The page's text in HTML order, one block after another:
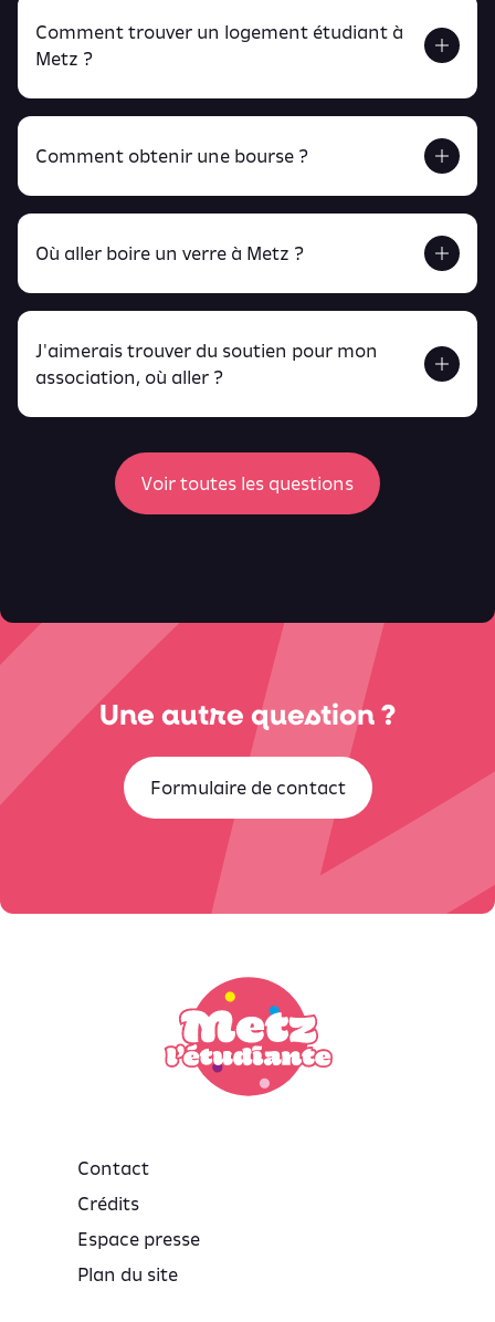
Comment trouver un logement étudiant à
Metz ?
Retrouve tout ça en cliquant ici !
Comment obtenir une bourse ?
Retrouve toutes ces infos ici.
Où aller boire un verre à Metz ?
peux
retrouver ici
J'aimerais trouver du soutien pour mon
association, où aller ?
Voir toutes les questions
Une autre question ?
Formulaire de contact
Contact
Crédits
Espace presse
Plan du site